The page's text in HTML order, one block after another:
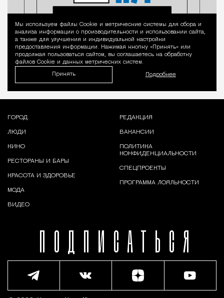
Уведомление
Мы используем файлы Сookie и метрические системы для сбора и
анализа информации о производительности и использовании сайта,
а также для улучшения и индивидуальной настройки
предоставления информации. Нажимая кнопку «Принять» или
продолжая пользоваться сайтом, вы соглашаетесь на обработку
файлов Cookie и данных метрических систем.
Принять Подробнее
ПОДПИСАТЬСЯ
ГОРОД
ЛЮДИ
КИНО
РЕСТОРАНЫ И БАРЫ
КРАСОТА И ЗДОРОВЬЕ
МОДА
ВИДЕО
РЕДАКЦИЯ
ВАКАНСИИ
ПОЛИТИКА
КОНФИДЕНЦИАЛЬНОСТИ
СПЕЦПРОЕКТЫ
ПРОГРАММА ЛОЯЛЬНОСТИ